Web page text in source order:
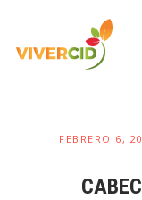
FEBRERO 6,